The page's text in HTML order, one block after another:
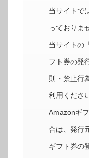
当サイトで
っておりま
当サイトの
フト券の発
則・禁止行
利用くださ
Amazonギ
合は、発行
ギフト券の